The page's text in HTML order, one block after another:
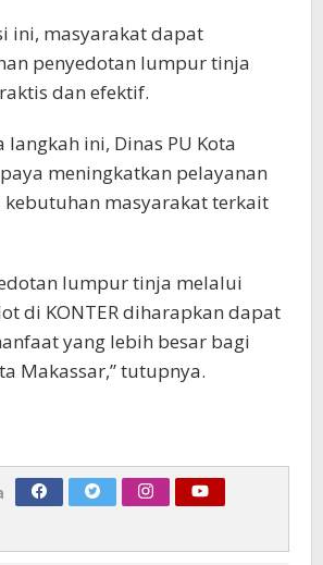
ini, masyarakat dapat
penyedotan lumpur tinja
dan efektif.
langkah ini, Dinas PU Kota
meningkatkan pelayanan
masyarakat terkait
lumpur tinja melalui
di KONTER diharapkan dapat
yang lebih besar bagi
Makassar,” tutupnya.